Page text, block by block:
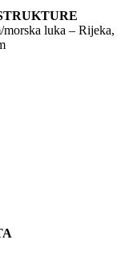
morska luka – Rijeka,